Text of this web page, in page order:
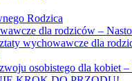
Rodzica
dla rodziców –
wychowawcze dla
osobistego dla kobiet